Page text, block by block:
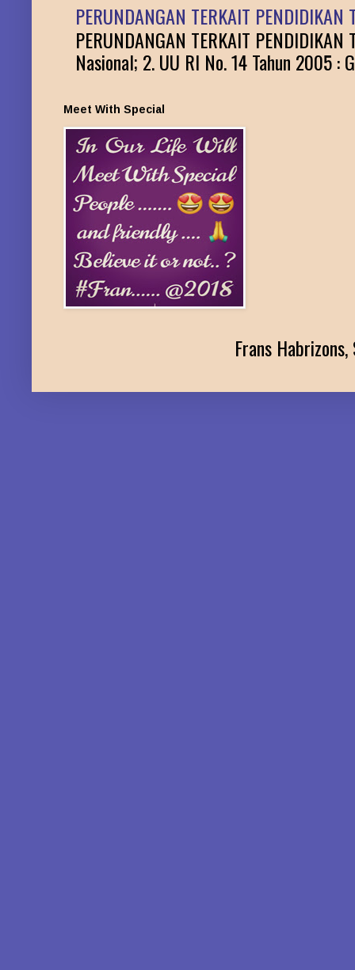
PERUNDANGAN TERKAIT PENDIDIKAN
PERUNDANGAN TERKAIT
Nasional; 2. UU RI No. 14 Tahun 2005 :
Meet With Special
Frans